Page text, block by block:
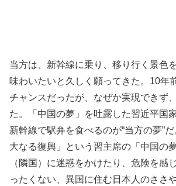
当方は、新幹線に乗り、移り行く景色
味わいたいと久しく願ってきた。10年
チャンスだったが、なぜか実現できず
た。「中国の夢」を吐露した習近平国
新幹線で駅弁を食べるのが“当方の夢”
大なる復興」という習主席の「中国の
（隣国）に迷惑をかけたり、危険を感
ったくない、異国に住む日本人のささ